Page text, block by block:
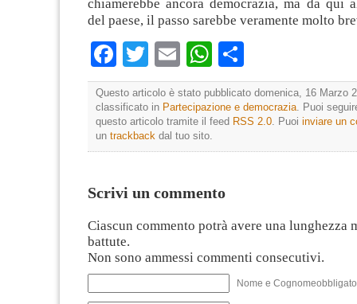
chiamerebbe ancora democrazia, ma da qui
del paese, il passo sarebbe veramente molto
Facebook
TwitterEmailWhatsApp
Questo articolo è stato pubblicato domenica, 16 Marzo
classificato in Partecipazione e democrazia . Puoi
questo articolo tramite il feed RSS 2.0 . Puoi inviare un
un trackback dal tuo sito.
Scrivi un commento
Ciascun commento potrà avere una lunghezza
battute.
Non sono ammessi commenti consecutivi.
Nome e